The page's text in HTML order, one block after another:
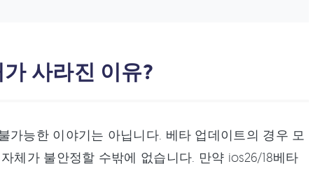
사라진 이유?
가능한 이야기는 아닙니다. 베타 업데이트의 경우 모
체가 불안정할 수밖에 없습니다. 만약 ios26/18베타